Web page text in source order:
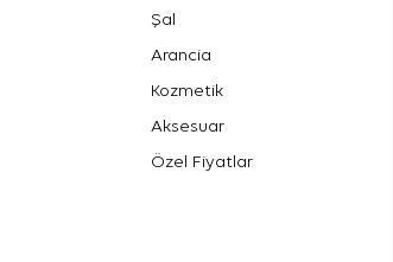
Şal
Arancia
Kozmetik
Aksesuar
Özel Fiyatlar